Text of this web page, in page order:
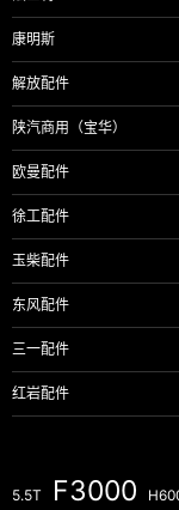
康明斯
解放配件
陕汽商用（宝华）
欧曼配件
徐工配件
玉柴配件
东风配件
三一配件
红岩配件
5.5T F3000